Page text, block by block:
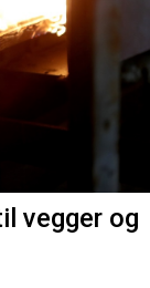
vegger og